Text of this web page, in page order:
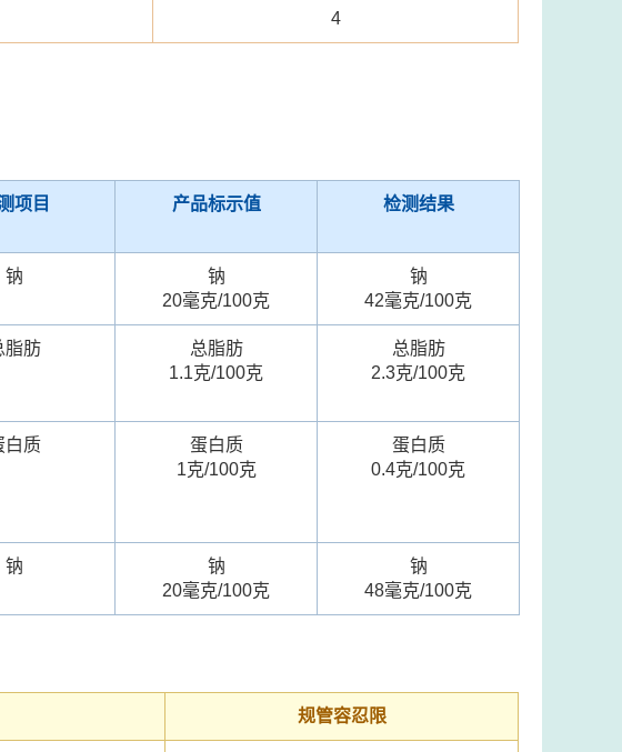
4
项目 产品标示值 检测结果
钠
钠
20毫克/100克
钠
42毫克/100克
脂肪
总脂肪
1.1克/100克
总脂肪
2.3克/100克
白质
蛋白质
1克/100克
蛋白质
0.4克/100克
钠
钠
20毫克/100克
钠
48毫克/100克
规管容忍限